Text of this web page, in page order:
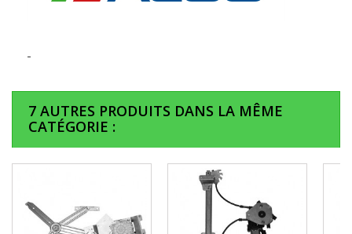
7 AUTRES PRODUITS DANS LA MÊME
CATÉGORIE :